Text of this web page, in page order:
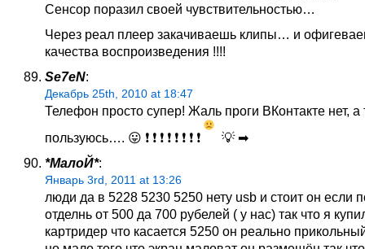
Сенсор поразил своей чувствительностью…
Через реал плеер закачиваешь клипы… и
качества воспроизведения !!!!
Se7eN:
Декабрь 25th, 2010 at 18:47
Телефон просто супер! Жаль проги ВКонтакте нет, а
пользуюсь…. 😛 ❗ ❗ ❗ ❗ ❗ ❗ ❗ ❗
💡 ➡
*МалоЙ*:
Январь 3rd, 2011 at 13:26
люди да в 5228 5230 5250 нету usb и стоит он если
отделнь от 500 да 700 рубелей ( у нас) так что я
картридер что касается 5250 он реально